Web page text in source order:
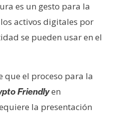
es un gesto para la
activos digitales por
se pueden usar en el
que el proceso para la
Friendlyen
la presentación